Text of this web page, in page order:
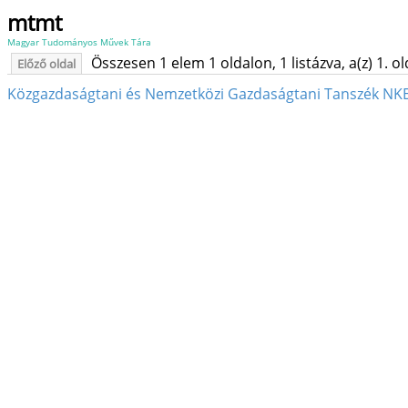
mtmt
Magyar Tudományos Művek Tára
Előző oldal
Összesen 1 elem 1 oldalon, 1 listázva, a(z) 1.
Közgazdaságtani és Nemzetközi Gazdaságtani Tanszék